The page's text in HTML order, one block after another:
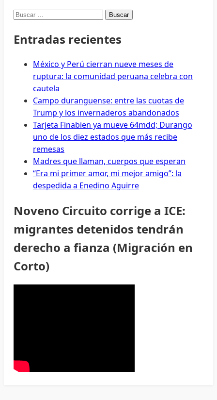
Buscar:
Entradas recientes
México y Perú cierran nueve meses de
ruptura: la comunidad peruana celebra con
cautela
Campo duranguense: entre las cuotas de
Trump y los invernaderos abandonados
Tarjeta Finabien ya mueve 64mdd; Durango
uno de los diez estados que más recibe
remesas
Madres que llaman, cuerpos que esperan
“Era mi primer amor, mi mejor amigo”: la
despedida a Enedino Aguirre
Noveno Circuito corrige a ICE:
migrantes detenidos tendrán
derecho a fianza (Migración en
Corto)